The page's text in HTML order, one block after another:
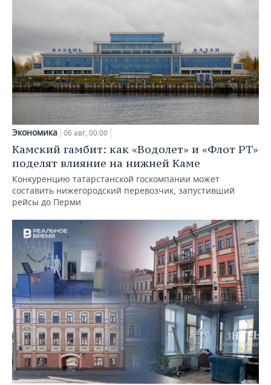
Экономика 06 авг, 00:00
Камский гамбит: как «Водолет» и «Флот РТ»
поделят влияние на нижней Каме
Конкуренцию татарстанской госкомпании может
составить нижегородский перевозчик, запустивший
рейсы до Перми